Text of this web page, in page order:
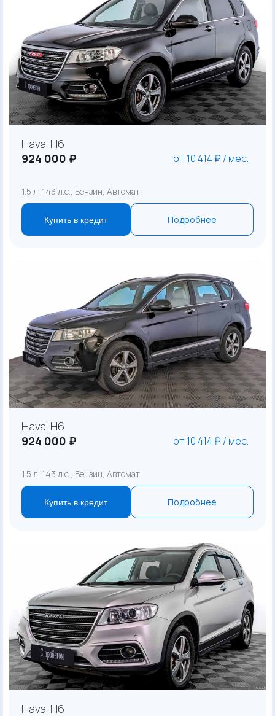
Haval H6
924 000 ₽
от 10 414 ₽ / мес.
1.5 л. 143 л.с., Бензин, Автомат
Купить в кредит Подробнее
Haval H6
924 000 ₽
от 10 414 ₽ / мес.
1.5 л. 143 л.с., Бензин, Автомат
Купить в кредит Подробнее
Haval H6